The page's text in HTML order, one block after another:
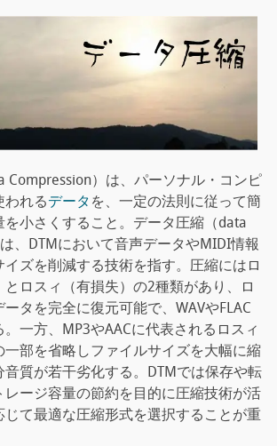
Compression）は、パーソナル・コンピ
われるデータ を、一定の法則に従って簡
を小さくすること。データ圧縮（data
、DTMにおいて音声データやMIDI情報
イズを削減する技術を指す。圧縮にはロ
とロスィ（有損失）の2種類があり、ロ
タを完全に復元可能で、WAVやFLAC
一方、MP3やAACに代表されるロスィ
一部を省略しファイルサイズを大幅に縮
音質が若干劣化する。DTMでは保存や転
レージ容量の節約を目的に圧縮技術が活
じて最適な圧縮形式を選択することが重